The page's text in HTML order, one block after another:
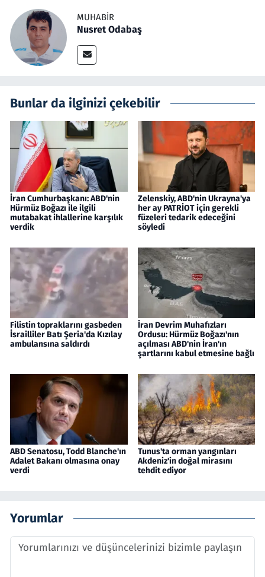
MUHABIR
Nusret Odabaş
Bunlar da ilginizi çekebilir
İran Cumhurbaşkanı: ABD'nin
Hürmüz Boğazı ile ilgili
mutabakat ihlallerine karşılık
verdik
Zelenskiy, ABD'nin Ukrayna'ya
her ay PATRİOT için gerekli
füzeleri tedarik edeceğini
söyledi
Filistin topraklarını gasbeden
İsrailliler Batı Şeria'da Kızılay
ambulansına saldırdı
İran Devrim Muhafızları
Ordusu: Hürmüz Boğazı'nın
açılması ABD'nin İran'ın
şartlarını kabul etmesine bağlı
ABD Senatosu, Todd Blanche'ın
Adalet Bakanı olmasına onay
verdi
Tunus'ta orman yangınları
Akdeniz'in doğal mirasını
tehdit ediyor
Yorumlar